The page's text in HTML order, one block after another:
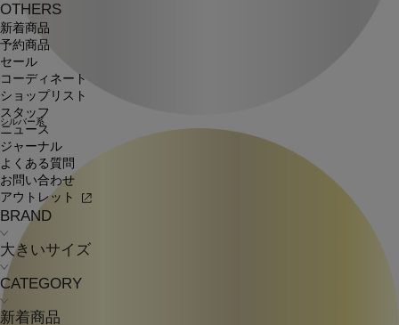
OTHERS
新着商品
予約商品
セール
コーディネート
ショップリスト
スタッフ
ニュース
ジャーナル
よくある質問
お問い合わせ
アウトレット
BRAND
大きいサイズ
CATEGORY
新着商品
シルバー系